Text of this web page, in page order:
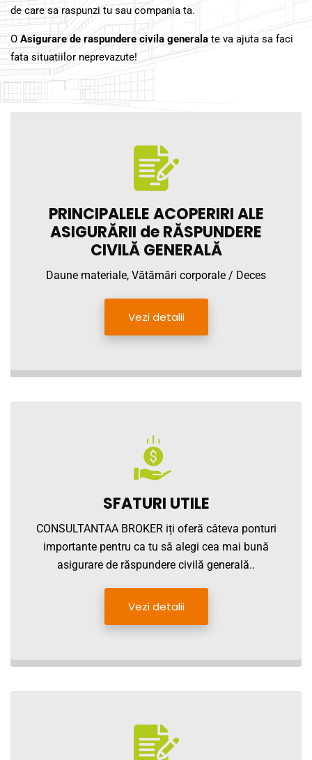
de care sa raspunzi tu sau compania ta.
O Asigurare de raspundere civila generala te va ajuta sa faci
fata situatiilor neprevazute!
PRINCIPALELE ACOPERIRI ALE
ASIGURĂRII de RĂSPUNDERE
CIVILĂ GENERALĂ
Daune materiale, Vătămări corporale / Deces
Vezi detalii
SFATURI UTILE
CONSULTANTAA BROKER iți oferă câteva ponturi
importante pentru ca tu să alegi cea mai bună
asigurare de răspundere civilă generală..
Vezi detalii